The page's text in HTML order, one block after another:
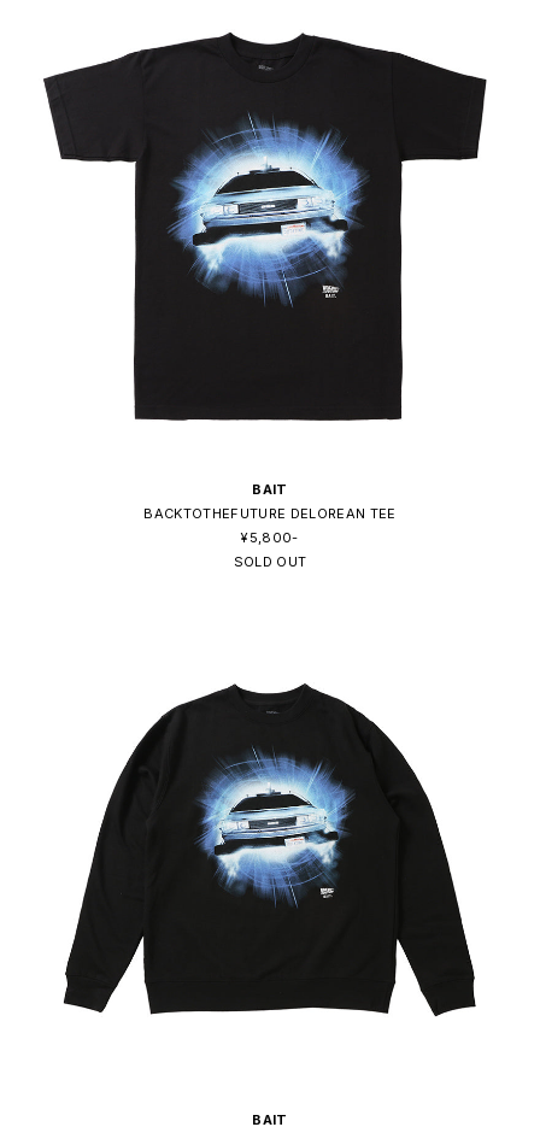
BAIT
BACKTOTHEFUTURE DELOREAN TEE
¥5,800-
SOLD OUT
BAIT